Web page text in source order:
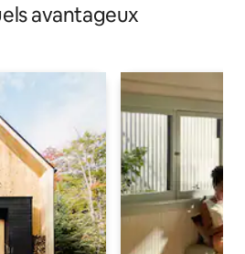
avantageux